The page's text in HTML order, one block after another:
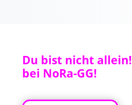
Du bist nicht allein!
bei NoRa-GG!